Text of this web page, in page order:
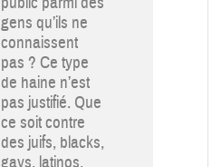
gens qu’ils ne
connaissent
pas ? Ce type
de haine n’est
pas justifié. Que
ce soit contre
des juifs, blacks,
gays, latinos,